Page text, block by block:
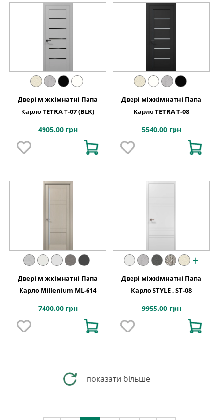
Двері міжкімнатні Папа
Карло TETRA T-07 (BLK)
4905.00 грн
Двері міжкімнатні Папа
Карло TETRA T-08
5540.00 грн
Двері міжкімнатні Папа
Карло Millenium ML-614
7400.00 грн
+
Двері міжкімнатні Папа
Карло STYLE , ST-08
9955.00 грн
показати більше